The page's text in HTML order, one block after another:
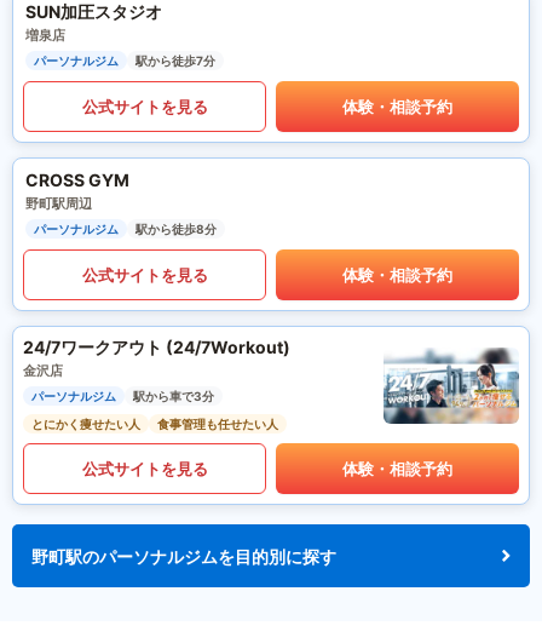
SUN加圧スタジオ
増泉店
パーソナルジム 駅から徒歩7分
公式サイトを見る 体験・相談予約
CROSS GYM
野町駅周辺
パーソナルジム 駅から徒歩8分
公式サイトを見る 体験・相談予約
24/7ワークアウト (24/7Workout)
金沢店
パーソナルジム
駅から車で3分
とにかく痩せたい人
食事管理も任せたい人
公式サイトを見る 体験・相談予約
野町駅のパーソナルジムを目的別に探す